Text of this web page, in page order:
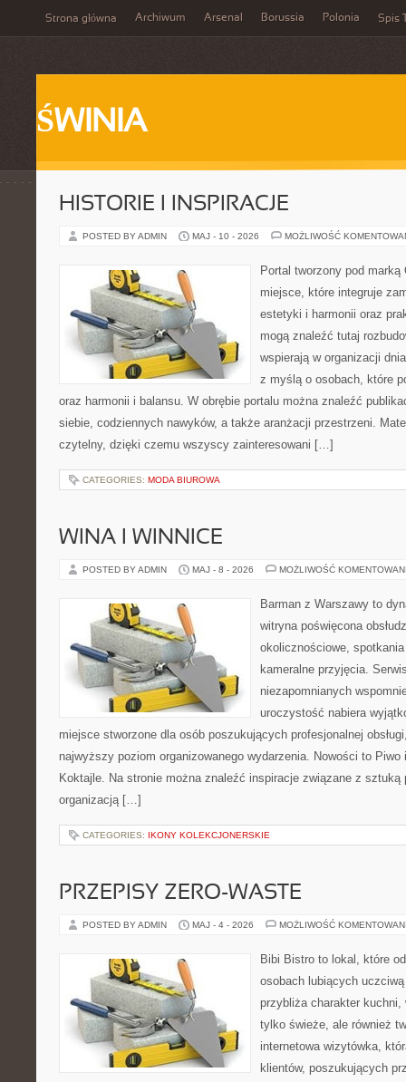
Strona główna Archiwum Arsenal Borussia Polonia Spis
ŚWINIA
HISTORIE I INSPIRACJE
POSTED BY ADMIN MAJ - 10 - 2026 MOŻLIWOŚĆ
Portal tworzony pod
miejsce, które integruje
estetyki i harmonii oraz
mogą znaleźć tutaj
wspierają w organizacji
z myślą o osobach, które
oraz harmonii i balansu. W obrębie portalu można znaleźć
siebie, codziennych nawyków, a także aranżacji przestrzeni.
czytelny, dzięki czemu wszyscy zainteresowani […]
CATEGORIES: MODA BIUROWA
WINA I WINNICE
POSTED BY ADMIN MAJ - 8 - 2026 MOŻLIWOŚĆ
Barman z Warszawy to
witryna poświęcona
okolicznościowe,
kameralne przyjęcia.
niezapomnianych
uroczystość nabiera
miejsce stworzone dla osób poszukujących profesjonalnej
najwyższy poziom organizowanego wydarzenia. Nowości to
Koktajle. Na stronie można znaleźć inspiracje związane z sztuką
organizacją […]
CATEGORIES: IKONY KOLEKCJONERSKIE
PRZEPISY ZERO-WASTE
POSTED BY ADMIN MAJ - 4 - 2026 MOŻLIWOŚĆ
Bibi Bistro to lokal, które
osobach lubiących
przybliża charakter
tylko świeże, ale również
internetowa wizytówka,
klientów, poszukujących